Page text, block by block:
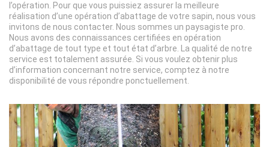
l’opération. Pour que vous puissiez assurer la meilleure
réalisation d’une opération d’abattage de votre sapin, nous vous
invitons de nous contacter. Nous sommes un paysagiste pro.
Nous avons des connaissances certifiées en opération
d’abattage de tout type et tout état d’arbre. La qualité de notre
service est totalement assurée. Si vous voulez obtenir plus
d’information concernant notre service, comptez à notre
disponibilité de vous répondre ponctuellement.